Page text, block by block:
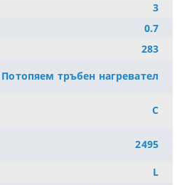
3
0.7
283
Потопяем тръбен нагревател
C
2495
L